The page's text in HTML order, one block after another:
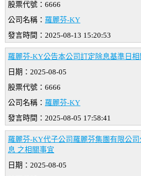
股票代號：6666
公司名稱： 羅麗芬-KY
發言時間：2025-08-13 15:20:53
羅麗芬-KY公告本公司訂定除息基準日相
日期：2025-08-05
股票代號：6666
公司名稱： 羅麗芬-KY
發言時間：2025-08-05 17:58:41
羅麗芬-KY代子公司羅麗芬集團有限公
息 之相關事宜
日期：2025-08-05